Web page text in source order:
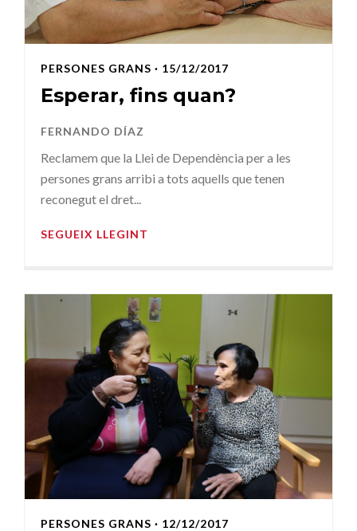
PERSONES GRANS · 15/12/2017
Esperar, fins quan?
FERNANDO DÍAZ
Reclamem que la Llei de Dependència per a les
persones grans arribi a tots aquells que tenen
reconegut el dret...
SEGUEIX LLEGINT
PERSONES GRANS · 12/12/2017